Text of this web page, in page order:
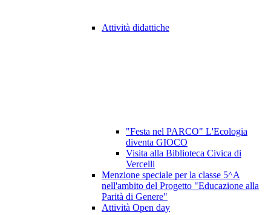
Attività didattiche
"Festa nel PARCO" L'Ecologia
diventa GIOCO
Visita alla Biblioteca Civica di
Vercelli
Menzione speciale per la classe 5^A
nell'ambito del Progetto "Educazione alla
Parità di Genere"
Attività Open day